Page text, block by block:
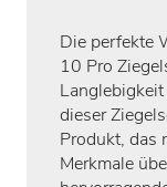
Die perfekte
10 Pro
dieser
Produkt, das
Merkmale